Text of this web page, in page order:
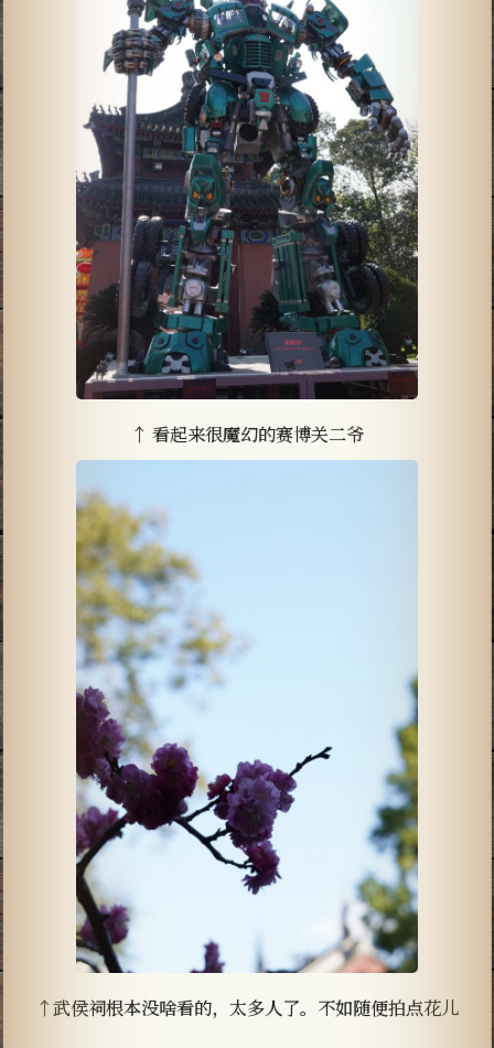
↑ 看起来很魔幻的赛博关二爷
↑武侯祠根本没啥看的，太多人了。不如随便拍点花儿